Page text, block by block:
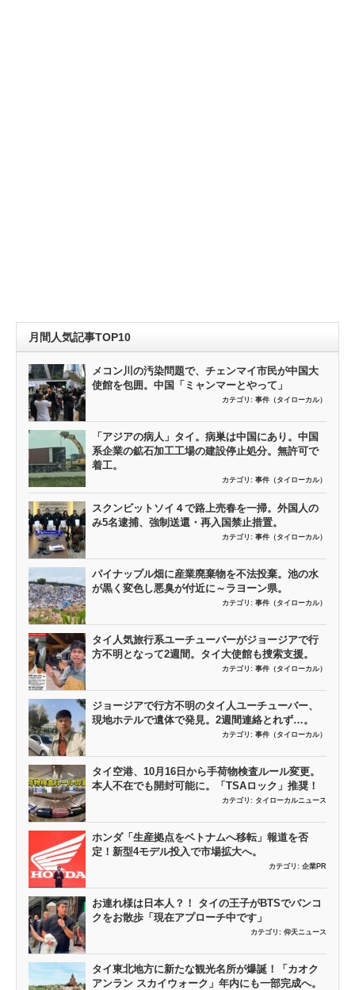
月間人気記事TOP10
メコン川の汚染問題で、チェンマイ市民が中国大
使館を包囲。中国「ミャンマーとやって」
カテゴリ: 事件（タイローカル）
「アジアの病人」タイ。病巣は中国にあり。中国
系企業の鉱石加工工場の建設停止処分。無許可で
着工。
カテゴリ: 事件（タイローカル）
スクンビットソイ４で路上売春を一掃。外国人の
み5名逮捕、強制送還・再入国禁止措置。
カテゴリ: 事件（タイローカル）
パイナップル畑に産業廃棄物を不法投棄。池の水
が黒く変色し悪臭が付近に～ラヨーン県。
カテゴリ: 事件（タイローカル）
タイ人気旅行系ユーチューバーがジョージアで行
方不明となって2週間。タイ大使館も捜索支援。
カテゴリ: 事件（タイローカル）
ジョージアで行方不明のタイ人ユーチューバー、
現地ホテルで遺体で発見。2週間連絡とれず…。
カテゴリ: 事件（タイローカル）
タイ空港、10月16日から手荷物検査ルール変更。
本人不在でも開封可能に。「TSAロック」推奨！
カテゴリ: タイローカルニュース
ホンダ「生産拠点をベトナムへ移転」報道を否
定！新型4モデル投入で市場拡大へ。
カテゴリ: 企業PR
お連れ様は日本人？！ タイの王子がBTSでバンコ
クをお散歩「現在アプローチ中です」
カテゴリ: 仰天ニュース
タイ東北地方に新たな観光名所が爆誕！「カオク
アンラン スカイウォーク」年内にも一部完成へ。